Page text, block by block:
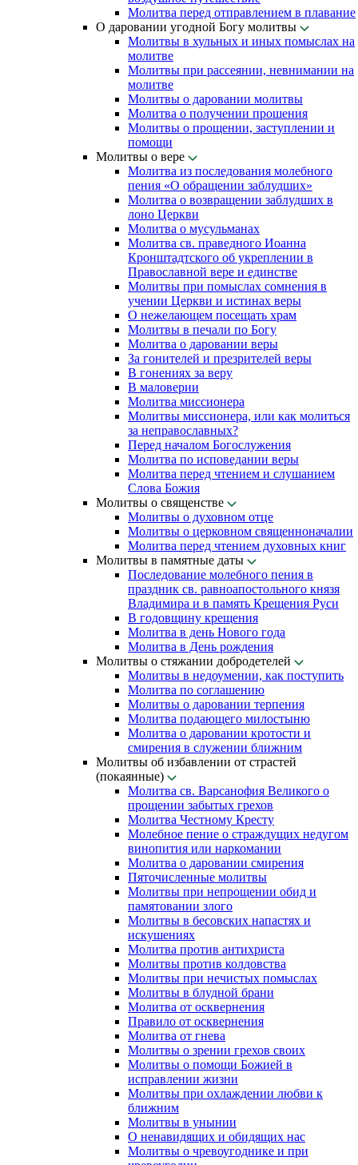
Молитва перед отправлением в плавание
О даровании угодной Богу молитвы
Молитвы в хульных и иных помыслах на
молитве
Молитвы при рассеянии, невнимании на
молитве
Молитвы о даровании молитвы
Молитва о получении прошения
Молитвы о прощении, заступлении и
помощи
Молитвы о вере
Молитва из последования молебного
пения «О обращении заблудших»
Молитва о возвращении заблудших в
лоно Церкви
Молитва о мусульманах
Молитва св. праведного Иоанна
Кронштадтского об укреплении в
Православной вере и единстве
Молитвы при помыслах сомнения в
учении Церкви и истинах веры
О нежелающем посещать храм
Молитвы в печали по Богу
Молитва о даровании веры
За гонителей и презрителей веры
В гонениях за веру
В маловерии
Молитва миссионера
Молитвы миссионера, или как молиться
за неправославных?
Перед началом Богослужения
Молитва по исповедании веры
Молитва перед чтением и слушанием
Слова Божия
Молитвы о священстве
Молитвы о духовном отце
Молитвы о церковном священноначалии
Молитва перед чтением духовных книг
Молитвы в памятные даты
Последование молебного пения в
праздник св. равноапостольного князя
Владимира и в память Крещения Руси
В годовщину крещения
Молитва в день Нового года
Молитва в День рождения
Молитвы о стяжании добродетелей
Молитвы в недоумении, как поступить
Молитва по соглашению
Молитвы о даровании терпения
Молитва подающего милостыню
Молитва о даровании кротости и
смирения в служении ближним
Молитвы об избавлении от страстей
(покаянные)
Молитва св. Варсанофия Великого о
прощении забытых грехов
Молитва Честному Кресту
Молебное пение о страждущих недугом
винопития или наркомании
Молитва о даровании смирения
Пяточисленные молитвы
Молитвы при непрощении обид и
памятовании злого
Молитвы в бесовских напастях и
искушениях
Молитва против антихриста
Молитвы против колдовства
Молитвы при нечистых помыслах
Молитвы в блудной брани
Молитва от осквернения
Правило от осквернения
Молитва от гнева
Молитвы о зрении грехов своих
Молитвы о помощи Божией в
исправлении жизни
Молитвы при охлаждении любви к
ближним
Молитвы в унынии
О ненавидящих и обидящих нас
Молитвы о чревоугоднике и при